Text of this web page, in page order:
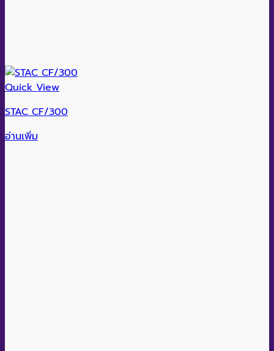
Quick View
STAC CF/300
อ่านเพิ่ม